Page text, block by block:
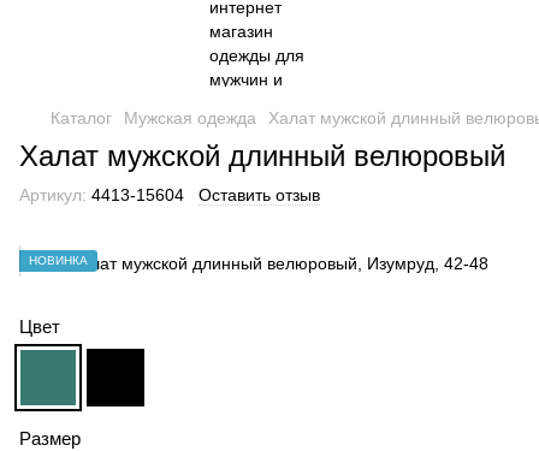
Каталог Мужская одежда Халат мужской длинный
Халат мужской длинный велюровый
Артикул: 4413-15604 Оставить отзыв
НОВИНКА
Цвет
Размер